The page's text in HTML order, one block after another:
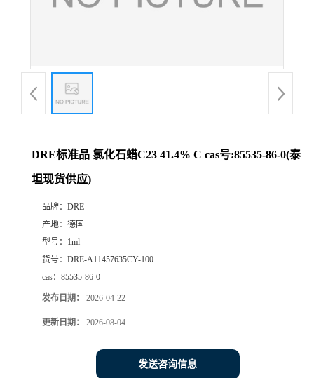
DRE标准品 氯化石蜡C23 41.4% C cas号:85535-86-0(泰
坦现货供应)
品牌： DRE
产地： 德国
型号： 1ml
货号： DRE-A11457635CY-100
cas： 85535-86-0
发布日期： 2026-04-22
更新日期： 2026-08-04
发送咨询信息